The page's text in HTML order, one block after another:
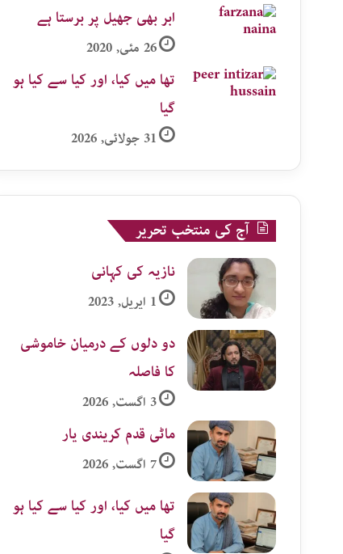
ابر بھی جھیل پر برستا ہے
26 مئی, 2020
تھا میں کیا، اور کیا سے کیا ہو
گیا
31 جولائی, 2026
آج کی منتخب تحریر
نازیہ کی کہانی
1 اپریل, 2023
دو دلوں کے درمیان خاموشی
کا فاصلہ
3 اگست, 2026
ماٹی قدم کریندی یار
7 اگست, 2026
تھا میں کیا، اور کیا سے کیا ہو
گیا